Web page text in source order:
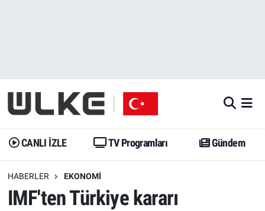
CANLI İZLE TV Programları Gündem
HABERLER EKONOMI
IMF'ten Türkiye kararı
Gündem
Dünya
Erişim Bilgileri
Gündem
Trend
Erişim Bilgileri
İstanbul Namaz Vakitleri
Trafik Durumu
Erişim Bilgileri